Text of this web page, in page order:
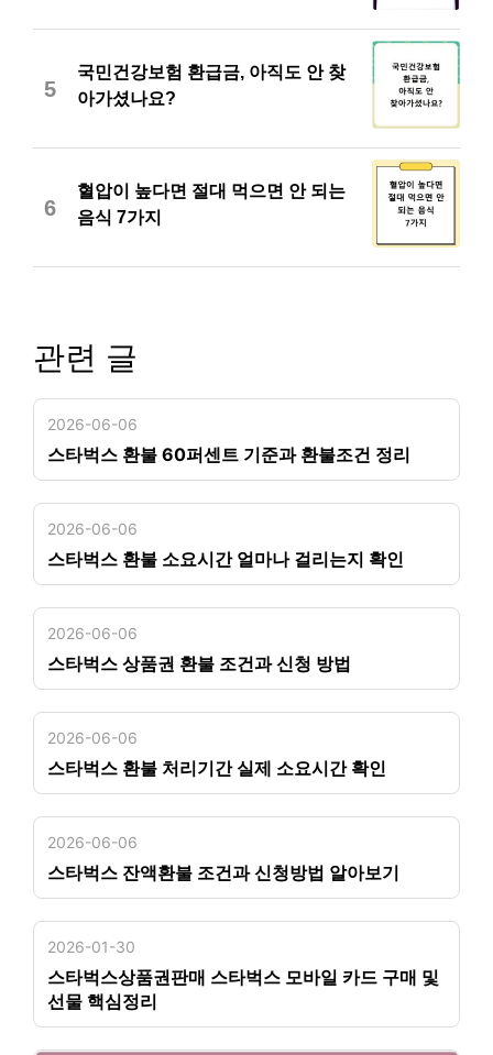
5
국민건강보험 환급금, 아직도 안 찾
아가셨나요?
6
혈압이 높다면 절대 먹으면 안 되는
음식 7가지
관련 글
2026-06-06
스타벅스 환불 60퍼센트 기준과 환불조건 정리
2026-06-06
스타벅스 환불 소요시간 얼마나 걸리는지 확인
2026-06-06
스타벅스 상품권 환불 조건과 신청 방법
2026-06-06
스타벅스 환불 처리기간 실제 소요시간 확인
2026-06-06
스타벅스 잔액환불 조건과 신청방법 알아보기
2026-01-30
스타벅스상품권판매 스타벅스 모바일 카드 구매 및
선물 핵심정리